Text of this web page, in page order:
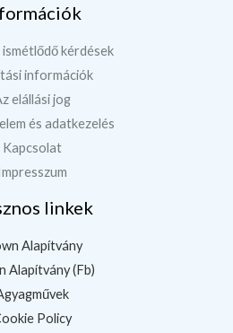
kérdések
információk
elállási jog
és adatkezelés
Kapcsolat
linkek
Alapítvány
Alapítvány (Fb)
Policy